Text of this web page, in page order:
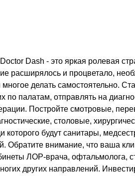
Dash - это яркая ролевая
расширялось и процветало,
многое делать самостоятельно.
по палатам, отправлять на
Постройте смотровые,
столовые,
которого будут санитары,
Обратите внимание, что ваша
ЛОР-врача, офтальмолога,
других направлений.